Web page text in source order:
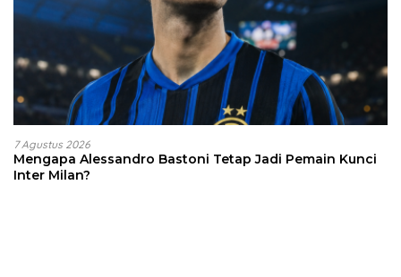
7 Agustus 2026
Mengapa Alessandro Bastoni Tetap Jadi Pemain Kunci
Inter Milan?